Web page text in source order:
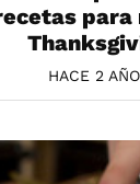
HACE 2